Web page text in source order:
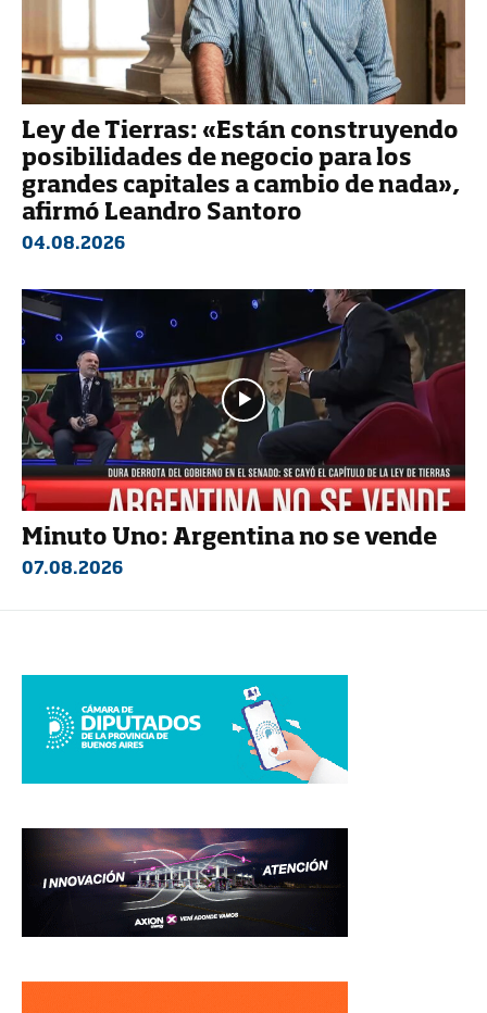
Ley de Tierras: «Están construyendo
posibilidades de negocio para los
grandes capitales a cambio de nada»,
afirmó Leandro Santoro
04.08.2026
Minuto Uno: Argentina no se vende
07.08.2026